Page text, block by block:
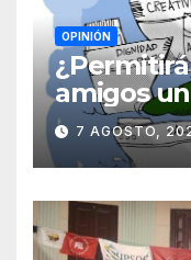
OPINIÓN
amigos
Cuba?
Blanch
7 AGOSTO,